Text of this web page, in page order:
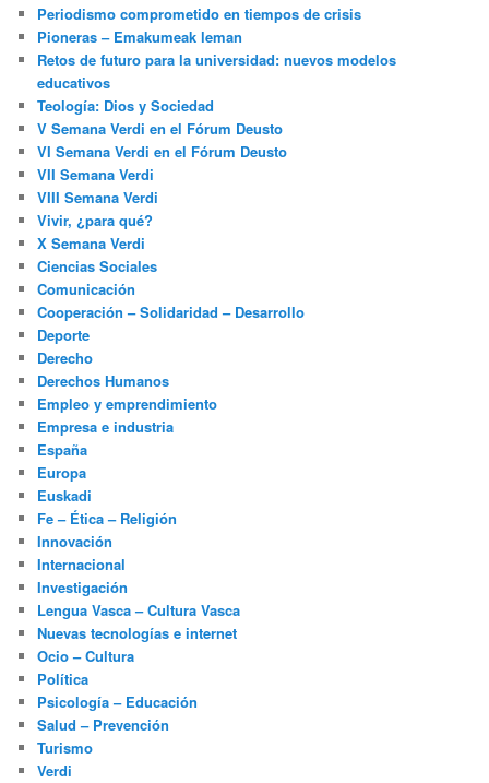
Periodismo comprometido en tiempos de crisis
Pioneras – Emakumeak leman
Retos de futuro para la universidad: nuevos modelos
educativos
Teología: Dios y Sociedad
V Semana Verdi en el Fórum Deusto
VI Semana Verdi en el Fórum Deusto
VII Semana Verdi
VIII Semana Verdi
Vivir, ¿para qué?
X Semana Verdi
Ciencias Sociales
Comunicación
Cooperación – Solidaridad – Desarrollo
Deporte
Derecho
Derechos Humanos
Empleo y emprendimiento
Empresa e industria
España
Europa
Euskadi
Fe – Ética – Religión
Innovación
Internacional
Investigación
Lengua Vasca – Cultura Vasca
Nuevas tecnologías e internet
Ocio – Cultura
Política
Psicología – Educación
Salud – Prevención
Turismo
Verdi